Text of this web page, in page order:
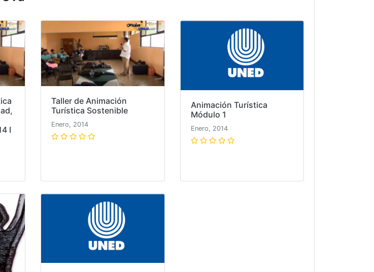
I
Taller de Animación
Turística Sostenible
Enero, 2014
Animación Turística
Módulo 1
Enero, 2014